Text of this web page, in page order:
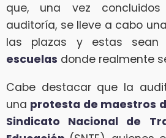
que, una vez
auditoría, se lleve a cabo
las plazas y estas sean
escuelas donde realmente
Cabe destacar que la
una protesta de maestros
Sindicato Nacional de